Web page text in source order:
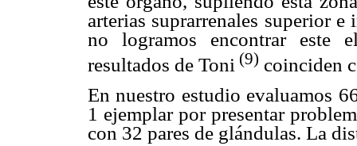
arterias suprarrenales superior
no logramos encontrar este
resultados de Toni (9) coinciden
En nuestro estudio evaluamos
1 ejemplar por presentar
con 32 pares de glándulas. La